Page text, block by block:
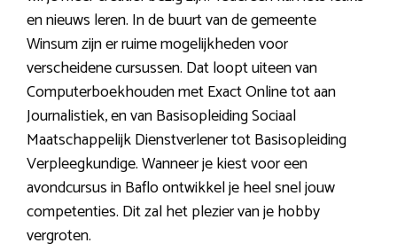
en nieuws leren. In de buurt van de gemeente
Winsum zijn er ruime mogelijkheden voor
verscheidene cursussen. Dat loopt uiteen van
Computerboekhouden met Exact Online tot aan
Journalistiek, en van Basisopleiding Sociaal
Maatschappelijk Dienstverlener tot Basisopleiding
Verpleegkundige. Wanneer je kiest voor een
avondcursus in Baflo ontwikkel je heel snel jouw
competenties. Dit zal het plezier van je hobby
vergroten.